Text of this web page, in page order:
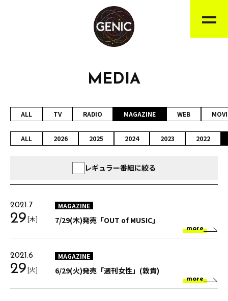
MEDIA
ALL TV RADIO MAGAZINE WEB
ALL 2026 2025 2024 2023 2022
レギュラー番組に絞る
2021.7
29[木]
MAGAZINE
7/29(木)発売「OUT of MUSIC」
more
2021.6
29[火]
MAGAZINE
6/29(火)発売「週刊女性」(敦貴)
more